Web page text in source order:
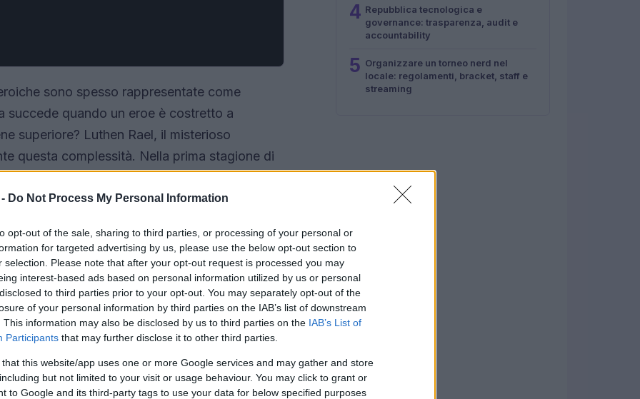
Do Not Process My Personal Information
opt-out of the sale, sharing to third parties, or processing of your personal or
for targeted advertising by us, please use the below opt-out section to
selection. Please note that after your opt-out request is processed you may
interest-based ads based on personal information utilized by us or personal
to third parties prior to your opt-out. You may separately opt-out of the
of your personal information by third parties on the IAB’s list of downstream
This information may also be disclosed by us to third parties on the IAB’s List of
Participants that may further disclose it to other third parties.
that this website/app uses one or more Google services and may gather and store
but not limited to your visit or usage behaviour. You may click to grant or
to Google and its third-party tags to use your data for below specified purposes
sono spesso rappresentate come
succede quando un eroe è costretto a
superiore? Luthen Rael, il misterioso
questa complessità. Nella prima stagione di
un’anima tormentata, disposta a bruciare la
“Brucio la mia vita per far sorgere un
racchiude l’essenza di un personaggio
le sfumature del male e del bene in
4 Repubblica tecnologica e
governance: trasparenza, audit e
accountability
5 Organizzare un torneo nerd nel
locale: regolamenti, bracket, staff e
streaming